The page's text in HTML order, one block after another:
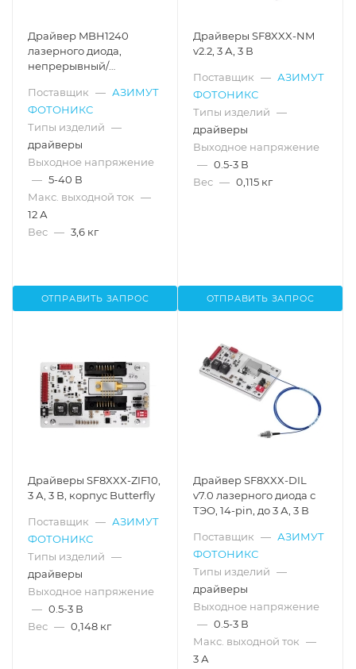
Драйвер MBH1240
лазерного диода,
непрерывный/
режим, 12 А, 40 В
Поставщик — АЗИМУТ
ФОТОНИКС
Типы изделий —
драйверы
Выходное напряжение
— 5-40 В
Макс. выходной ток —
12 А
Вес — 3,6 кг
ОТПРАВИТЬ ЗАПРОС
Драйверы SF8XXX-NM
v2.2, 3 А, 3 В
Поставщик — АЗИМУТ
ФОТОНИКС
Типы изделий —
драйверы
Выходное напряжение
— 0.5-3 В
Вес — 0,115 кг
ОТПРАВИТЬ ЗАПРОС
Драйверы SF8XXX-ZIF10,
3 А, 3 В, корпус Butterfly
Поставщик — АЗИМУТ
ФОТОНИКС
Типы изделий —
драйверы
Выходное напряжение
— 0.5-3 В
Вес — 0,148 кг
Драйвер SF8XXX-DIL
v7.0 лазерного диода с
ТЭО, 14-pin, до 3 А, 3 В
Поставщик — АЗИМУТ
ФОТОНИКС
Типы изделий —
драйверы
Выходное напряжение
— 0.5-3 В
Макс. выходной ток —
3 А